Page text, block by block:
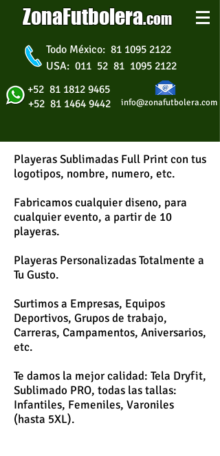
ZonaFutbolera.com
Todo México: 81 1095 2122
USA: 011 52 81 1095 2122
+52 81 1812 9465
+52 81 1464 9442
info@zonafutbolera.com
Playeras Sublimadas Full Print con tus
logotipos, nombre, numero, etc.
Fabricamos cualquier diseno, para
cualquier evento, a partir de 10
playeras.​
Playeras Personalizadas Totalmente a
Tu Gusto.​
Surtimos a Empresas, Equipos
Deportivos, Grupos de trabajo,
Carreras, Campamentos, Aniversarios,
etc.
Te damos la mejor calidad: Tela Dryfit,
Sublimado PRO, todas las tallas:
Infantiles, Femeniles, Varoniles
(hasta 5XL).